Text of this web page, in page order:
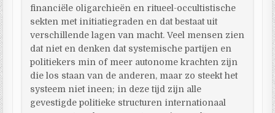
financiële oligarchieën en ritueel-occultistische
sekten met initiatiegraden en dat bestaat uit
verschillende lagen van macht. Veel mensen zien
dat niet en denken dat systemische partijen en
politiekers min of meer autonome krachten zijn
die los staan van de anderen, maar zo steekt het
systeem niet ineen; in deze tijd zijn alle
gevestigde politieke structuren internationaal